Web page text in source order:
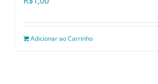
Adicionar ao Carrinho